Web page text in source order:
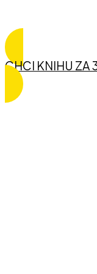
CHCI KNIHU ZA